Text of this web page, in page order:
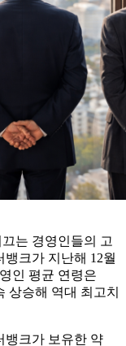
는 경영인들의 고
크가 지난해 12월
인 평균 연령은
상승해 역대 최고치
뱅크가 보유한 약